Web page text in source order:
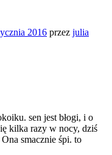
2016 przez julia
sen jest błogi, i o
kilka razy w nocy, dziś
smacznie śpi. to